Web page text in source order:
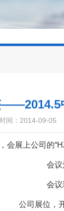
间：2014-09-05
展上公司的
会
会
公司展位，